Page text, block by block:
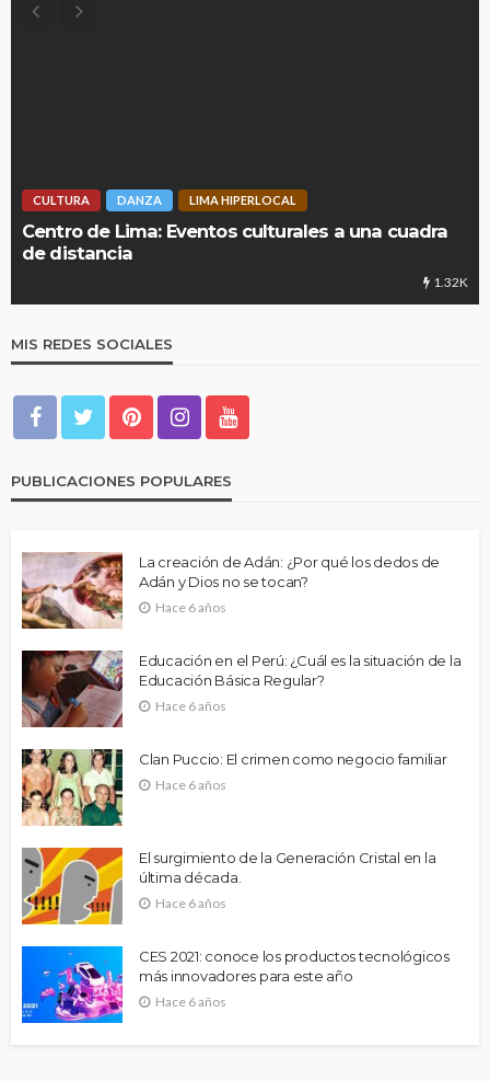
CULTURA DANZA LIMA HIPERLOCAL
Centro de Lima: Eventos culturales a una cuadra
de distancia
1.32K
MIS REDES SOCIALES
PUBLICACIONES POPULARES
La creación de Adán: ¿Por qué los dedos de
Adán y Dios no se tocan?
Hace 6 años
Educación en el Perú: ¿Cuál es la situación de la
Educación Básica Regular?
Hace 6 años
Clan Puccio: El crimen como negocio familiar
Hace 6 años
El surgimiento de la Generación Cristal en la
última década.
Hace 6 años
CES 2021: conoce los productos tecnológicos
más innovadores para este año
Hace 6 años